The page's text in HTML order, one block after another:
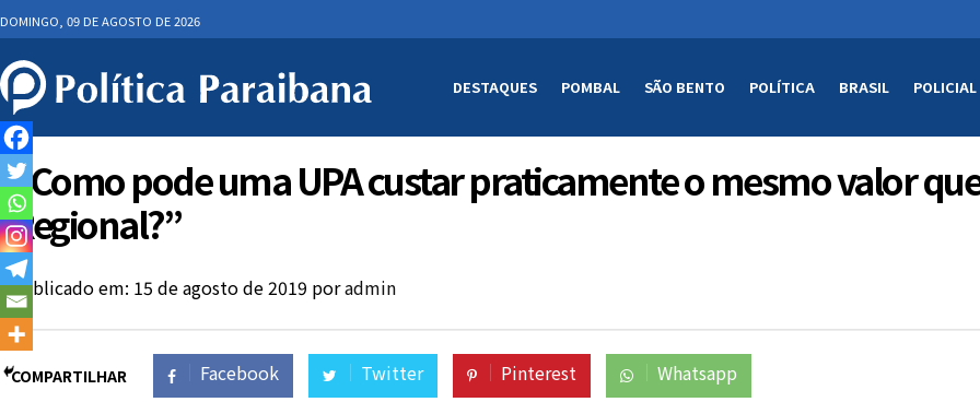
DOMINGO, 09 DE AGOSTO DE 2026
DESTAQUES POMBAL SÃO BENTO POLÍTICA BRASIL POLICIAL
“Como pode uma UPA custar praticamente o mesmo valor
Regional?”
Publicado em: 15 de agosto de 2019 poradmin
COMPARTILHAR Facebook Twitter Pinterest Whatsapp